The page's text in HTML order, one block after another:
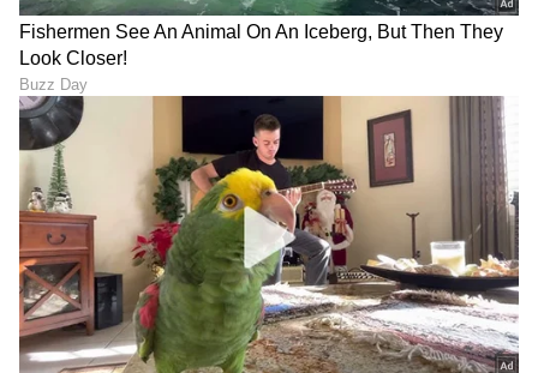
ಶಕ್ತಿಯಾಗಿರುವುದನ್ನು ಇದು ಸಾರುತ್ತಿದೆ. ಪ್ರೋಬಾ-3ರ
ಪ್ರಮುಖ ವೈಶಿಷ್ಟ್ಯವೆಂದರೆ ಕಡಿಮೆ ವೆಚ್ಚದಲ್ಲಿ ಅದರ
ಉಡಾವಣೆ ನಡೆಯುವುದು. ಪ್ರೋಬಾ-3ರ ಅನ್ವೇಷಣೆಗಳು
ಭಾರತೀಯ ಸೌರ ಭೌತಶಾಸ್ತ್ರಜ್ಞರ ಅಧ್ಯಯನಕ್ಕೆ ಲಭ್ಯವಾಗುವ
ಸಾಧ್ಯತೆಗಳಿವೆ. ಈ ಯೋಜನೆಯ ವೈಜ್ಞಾನಿಕ ಗುರಿಗಳನ್ನು
ರೂಪಿಸುವ ಸಲುವಾಗಿ, ಭಾರತೀಯ ವಿಜ್ಞಾನಿಗಳೂ ಬೆಲ್ಲಿಯಂ
ವಿಜ್ಞಾನಿಗಳೊಡನೆ ಕಾರ್ಯಾಚರಿಸಿದ್ದಾರೆ. ಉಡಾವಣೆ
ಯಶಸ್ವಿಯಾದ ಬಳಿಕ, ಭಾರತ ಇಎಸ್‌ಎಯ ಪ್ರೋಬಾ-3
ತಂಡದೊಡನೆ ಸಭೆ ನಡೆಸಲಿದೆ.